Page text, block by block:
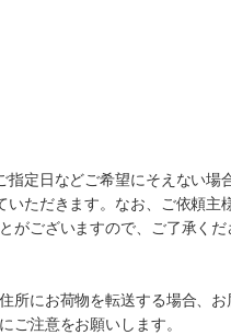
定日などご希望にそえない場
ただきます。なお、ご依頼主
ございますので、ご了承くだ
所にお荷物を転送する場合、
ご注意をお願いします。